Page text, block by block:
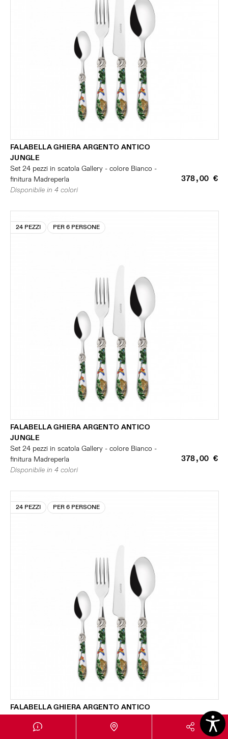
FALABELLA GHIERA ARGENTO ANTICO
JUNGLE
Set 24 pezzi in scatola Gallery - colore Bianco -
finitura Madreperla
378,00 €
Disponibile in 4 colori
24 PEZZI PER 6 PERSONE
FALABELLA GHIERA ARGENTO ANTICO
JUNGLE
Set 24 pezzi in scatola Gallery - colore Bianco -
finitura Madreperla
378,00 €
Disponibile in 4 colori
24 PEZZI PER 6 PERSONE
FALABELLA GHIERA ARGENTO ANTICO
Set 24 pezzi in scatola Gallery - colore Bianco -